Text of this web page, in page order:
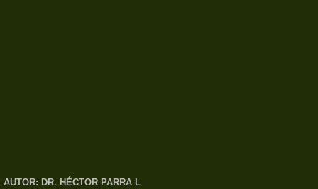
AUTOR: DR. HÉCTOR PARRA L